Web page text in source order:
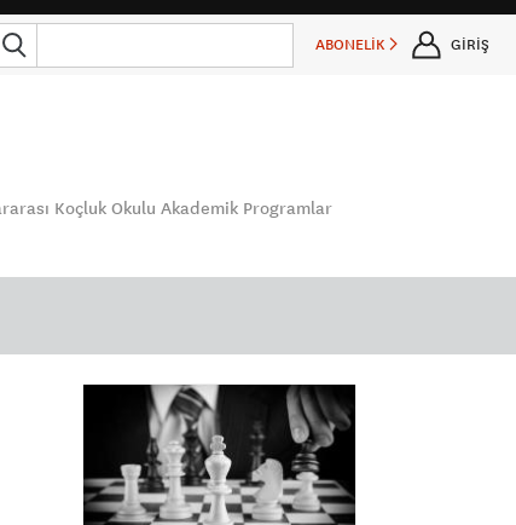
ABONELİK GİRİŞ
Koçluk Okulu Akademik Programlar